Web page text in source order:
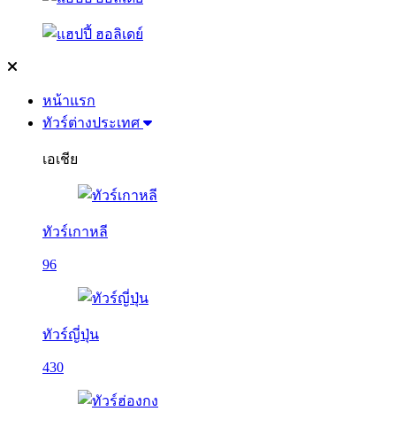
หน้าแรก
ทัวร์ต่างประเทศ
เอเชีย
ทัวร์เกาหลี
96
ทัวร์ญี่ปุ่น
430